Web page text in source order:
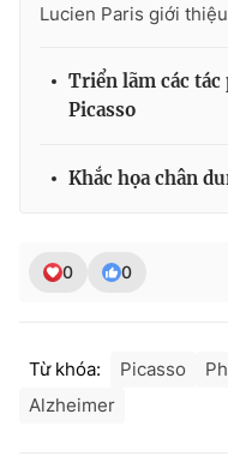
Lucien Paris giới
Triển lãm các tác
Picasso
Khắc họa chân
0 0
Từ khóa: Picasso
Alzheimer